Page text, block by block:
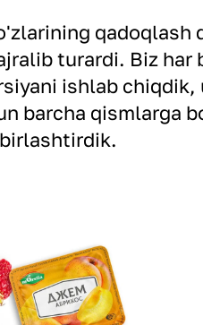
qadoqlash
turardi. Biz har
ishlab chiqdik,
barcha qismlarga